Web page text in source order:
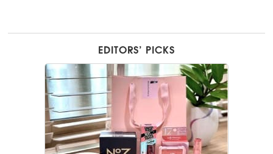
EDITORS’ PICKS